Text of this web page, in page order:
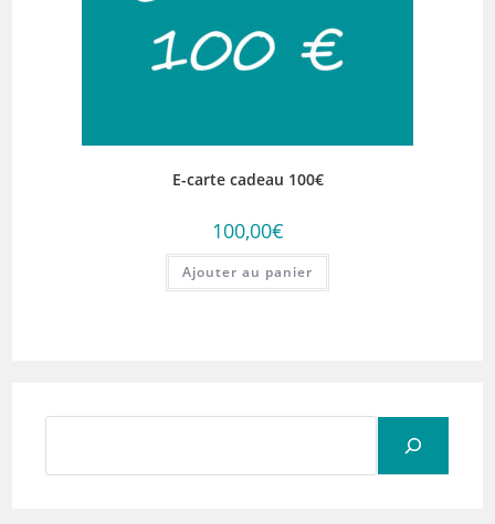
E-carte cadeau 100€
100,00€
Ajouter au panier